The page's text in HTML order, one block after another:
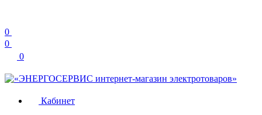
0
0
0
Кабинет